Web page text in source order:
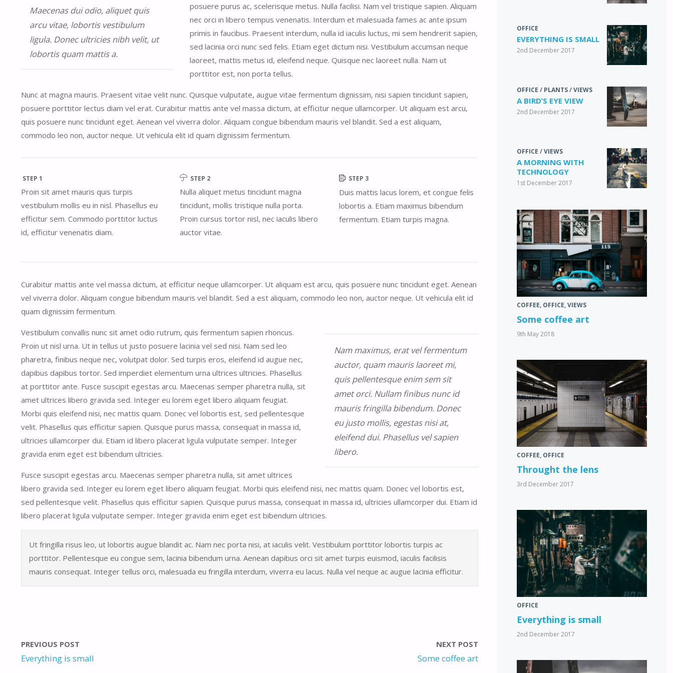
Maecenas dui odio, aliquet quis
arcu vitae, lobortis vestibulum
ligula. Donec ultricies nibh velit, ut
lobortis quam mattis a.
posuere purus ac, scelerisque metus. Nulla facilisi. Nam vel tristique sapien. Aliquam
nec orci in libero tempus venenatis. Interdum et malesuada fames ac ante ipsum
primis in faucibus. Praesent interdum, nulla id iaculis luctus, mi sem hendrerit sapien,
sed lacinia orci nunc sed felis. Etiam eget dictum nisi. Vestibulum accumsan neque
laoreet, mattis metus id, eleifend neque. Quisque nec laoreet nulla. Nam ut
porttitor est, non porta tellus.
Nunc at magna mauris. Praesent vitae velit nunc. Quisque vulputate, augue vitae fermentum dignissim, nisi sapien tincidunt sapien,
posuere porttitor lectus diam vel erat. Curabitur mattis ante vel massa dictum, at efficitur neque ullamcorper. Ut aliquam est arcu,
quis posuere nunc tincidunt eget. Aenean vel viverra dolor. Aliquam congue bibendum mauris vel blandit. Sed a est aliquam,
commodo leo non, auctor neque. Ut vehicula elit id quam dignissim fermentum.
STEP 1
Proin sit amet mauris quis turpis
vestibulum mollis eu in nisl. Phasellus eu
efficitur sem. Commodo porttitor luctus
id, efficitur venenatis diam.
STEP 2
Nulla aliquet metus tincidunt magna
tincidunt, mollis tristique nulla porta.
Proin cursus tortor nisl, nec iaculis libero
auctor vitae.
STEP 3
Duis mattis lacus lorem, et congue felis
lobortis a. Etiam maximus bibendum
fermentum. Etiam turpis magna.
Curabitur mattis ante vel massa dictum, at efficitur neque ullamcorper. Ut aliquam est arcu, quis posuere nunc tincidunt eget. Aenean
vel viverra dolor. Aliquam congue bibendum mauris vel blandit. Sed a est aliquam, commodo leo non, auctor neque. Ut vehicula elit id
quam dignissim fermentum.
Nam maximus, erat vel fermentum
auctor, quam mauris laoreet mi,
quis pellentesque enim sem sit
amet orci. Nullam finibus nunc id
mauris fringilla bibendum. Donec
eu justo mollis, egestas nisi at,
eleifend dui. Phasellus vel sapien
libero.
Vestibulum convallis nunc sit amet odio rutrum, quis fermentum sapien rhoncus.
Proin ut nisl urna. Ut in tellus ut justo posuere lacinia vel sed nisi. Nam sed leo
pharetra, finibus neque nec, volutpat dolor. Sed turpis eros, eleifend id augue nec,
dapibus dapibus tortor. Sed imperdiet elementum urna ultrices ultricies. Phasellus
at porttitor ante. Fusce suscipit egestas arcu. Maecenas semper pharetra nulla, sit
amet ultrices libero gravida sed. Integer eu lorem eget libero aliquam feugiat.
Morbi quis eleifend nisi, nec mattis quam. Donec vel lobortis est, sed pellentesque
velit. Phasellus quis efficitur sapien. Quisque purus massa, consequat in massa id,
ultricies ullamcorper dui. Etiam id libero placerat ligula vulputate semper. Integer
gravida enim eget est bibendum ultricies.
Fusce suscipit egestas arcu. Maecenas semper pharetra nulla, sit amet ultrices
libero gravida sed. Integer eu lorem eget libero aliquam feugiat. Morbi quis eleifend nisi, nec mattis quam. Donec vel lobortis est,
sed pellentesque velit. Phasellus quis efficitur sapien. Quisque purus massa, consequat in massa id, ultricies ullamcorper dui. Etiam id
libero placerat ligula vulputate semper. Integer gravida enim eget est bibendum ultricies.
Ut fringilla risus leo, ut lobortis augue blandit ac. Nam nec porta nisi, at iaculis velit. Vestibulum porttitor lobortis turpis ac
porttitor. Pellentesque eu congue sem, lacinia bibendum urna. Aenean dapibus orci sit amet turpis euismod, iaculis facilisis
mauris consequat. Integer tellus orci, malesuada eu fringilla interdum, viverra eu lacus. Nulla vel neque ac augue lacinia efficitur.
PREVIOUS POST
Everything is small
NEXT POST
Some coffee art
OFFICE
EVERYTHING IS SMALL
2nd December 2017
OFFICE / PLANTS/VIEWS
A BIRD’S EYE VIEW
2nd December 2017
OFFICE /VIEWS
A MORNING WITH
TECHNOLOGY
1st December 2017
COFFEE, OFFICE,VIEWS
Some coffee art
9th May 2018
COFFEE, OFFICE
Throught the lens
3rd December 2017
OFFICE
Everything is small
2nd December 2017